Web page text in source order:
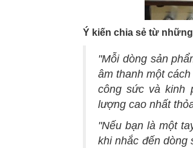
Ý kiến chia sẻ từ
"Mỗi dòng sản
âm thanh một
công sức và kinh
lượng cao nhất
"Nếu bạn là một
khi nhắc đến dòng